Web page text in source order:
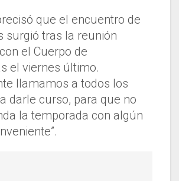
que el encuentro de
surgió tras la reunión
el Cuerpo de
el viernes último.
llamamos a todos los
darle curso, para que no
la temporada con algún